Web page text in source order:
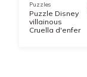
Puzzles
Puzzle Disney
villainous
Cruella d'enfer